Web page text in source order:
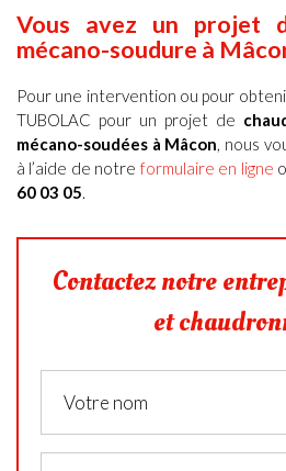
Vous avez un projet
mécano-soudure à
Pour une intervention ou pour
TUBOLAC pour un projet de
mécano-soudées à Mâcon nous
à l’aide de notre formulaire en ligne
60 03 05
Contactez notre
et